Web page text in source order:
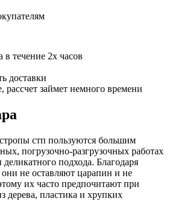
в течение 2х часов
доставки
займет немного времени
стп пользуются большим
погрузочно-разгрузочных работах
подхода. Благодаря
они не оставляют царапин и не
их часто предпочитают при
дерева, пластика и хрупких